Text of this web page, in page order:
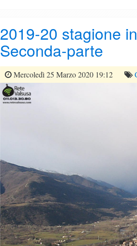
2019-20 stagione
Seconda-parte
Mercoledì 25 Marzo 2020 19:12